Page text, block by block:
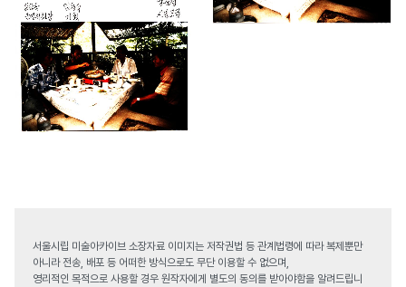
서울시립 미술아카이브 소장자료 이미지는 저작권법 등 관계법령에 따라 복제뿐만
아니라 전송, 배포 등 어떠한 방식으로도 무단 이용할 수 없으며,
영리적인 목적으로 사용할 경우 원작자에게 별도의 동의를 받아야함을 알려드립니